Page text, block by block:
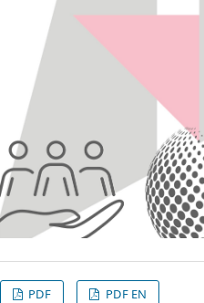
PDF PDF EN